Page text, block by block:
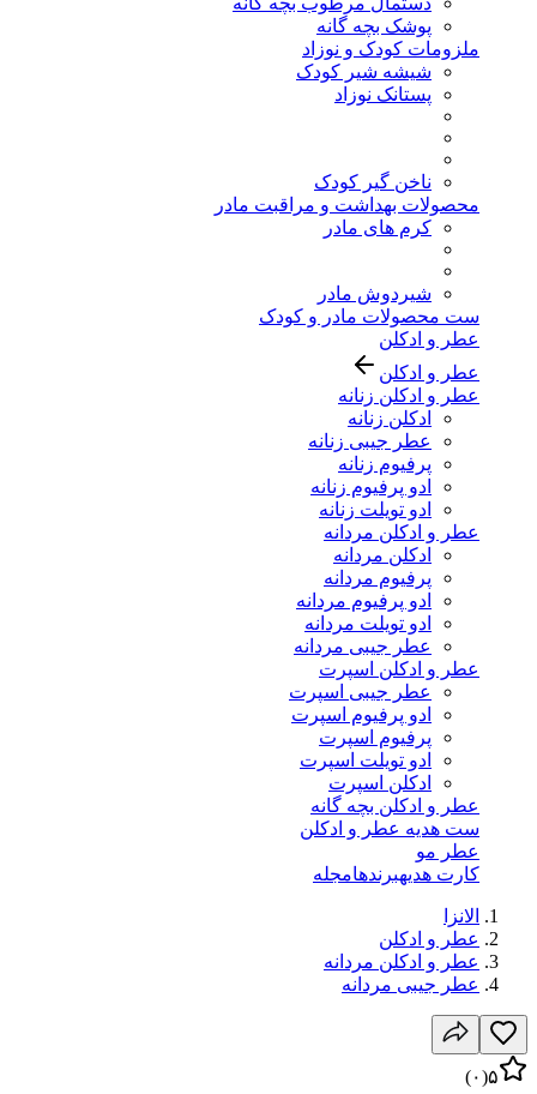
پوشک بچه گانه
ملزومات کودک و نوزاد
شیشه شیر کودک
پستانک نوزاد
ناخن گیر کودک
محصولات بهداشت و مراقبت مادر
کرم های مادر
شیردوش مادر
ست محصولات مادر و کودک
عطر و ادکلن
عطر و ادکلن
عطر و ادکلن زنانه
ادکلن زنانه
عطر جیبی زنانه
پرفیوم زنانه
ادو پرفیوم زنانه
ادو تویلت زنانه
عطر و ادکلن مردانه
ادکلن مردانه
پرفیوم مردانه
ادو پرفیوم مردانه
ادو تویلت مردانه
عطر جیبی مردانه
عطر و ادکلن اسپرت
عطر جیبی اسپرت
ادو پرفیوم اسپرت
پرفیوم اسپرت
ادو تویلت اسپرت
ادکلن اسپرت
عطر و ادکلن بچه گانه
ست هدیه عطر و ادکلن
عطر مو
کارت هدیهبرندهامجله
الانزا
عطر و ادکلن
عطر و ادکلن مردانه
عطر جیبی مردانه
۵(۰)